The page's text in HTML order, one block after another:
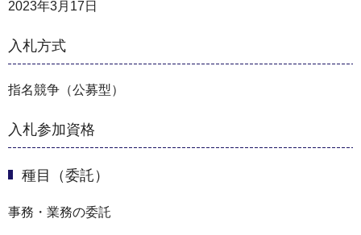
2023年3月17日
入札方式
指名競争（公募型）
入札参加資格
種目（委託）
事務・業務の委託